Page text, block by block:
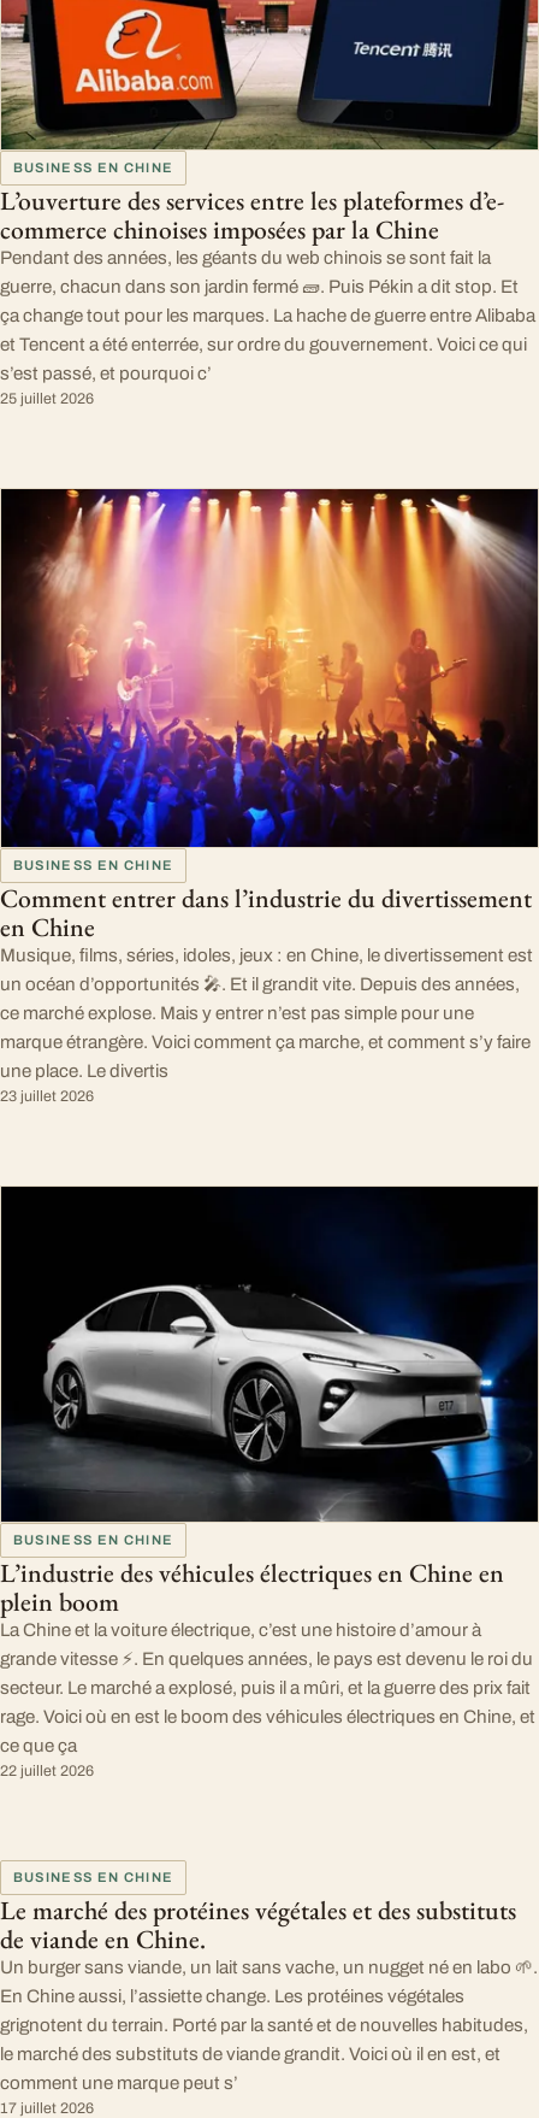
BUSINESS EN CHINE
L’ouverture des services entre les plateformes d’e-
commerce chinoises imposées par la Chine
Pendant des années, les géants du web chinois se sont fait la
guerre, chacun dans son jardin fermé 🧱. Puis Pékin a dit stop. Et
ça change tout pour les marques. La hache de guerre entre Alibaba
et Tencent a été enterrée, sur ordre du gouvernement. Voici ce qui
s’est passé, et pourquoi c’
25 juillet 2026
BUSINESS EN CHINE
Comment entrer dans l’industrie du divertissement
en Chine
Musique, films, séries, idoles, jeux : en Chine, le divertissement est
un océan d’opportunités 🎤. Et il grandit vite. Depuis des années,
ce marché explose. Mais y entrer n’est pas simple pour une
marque étrangère. Voici comment ça marche, et comment s’y faire
une place. Le divertis
23 juillet 2026
BUSINESS EN CHINE
L’industrie des véhicules électriques en Chine en
plein boom
La Chine et la voiture électrique, c’est une histoire d’amour à
grande vitesse ⚡. En quelques années, le pays est devenu le roi du
secteur. Le marché a explosé, puis il a mûri, et la guerre des prix fait
rage. Voici où en est le boom des véhicules électriques en Chine, et
ce que ça
22 juillet 2026
BUSINESS EN CHINE
Le marché des protéines végétales et des substituts
de viande en Chine.
Un burger sans viande, un lait sans vache, un nugget né en labo 🌱.
En Chine aussi, l’assiette change. Les protéines végétales
grignotent du terrain. Porté par la santé et de nouvelles habitudes,
le marché des substituts de viande grandit. Voici où il en est, et
comment une marque peut s’
17 juillet 2026